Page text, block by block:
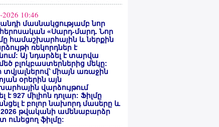
2026 10:46
մասնակցությամբ նոր
«Սարդ-մարդ. Նոր
համաշխարհային և ներքին
ռեկորդներ է
Այ նդարձել է տարվա
բլոկբաստերներից մեկը:
տվյալներով՝ միայն առաջին
օրերին այն
վարձույթում
է 927 միլիոն դոլար: Ֆիլմը
է բոլոր նախորդ մասերը և
2026 թվականի ամենաբարձր
ունեցող ֆիլմը: